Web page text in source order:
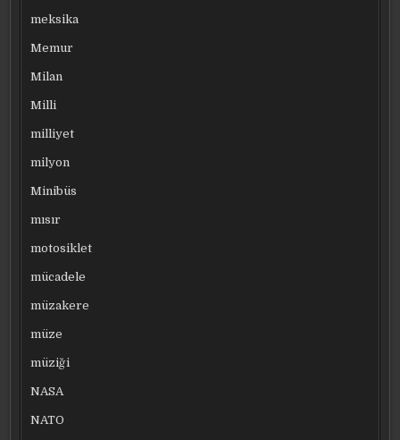
meksika
Memur
Milan
Milli
milliyet
milyon
Minibüs
mısır
motosiklet
mücadele
müzakere
müze
müziği
NASA
NATO